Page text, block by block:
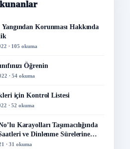
Korunması Hakkında
· 105 okuma
Öğrenin
· 54 okuma
için Kontrol Listesi
· 52 okuma
Karayolları Taşımacılığında
ve Dinlenme Sürelerine
· 31 okuma